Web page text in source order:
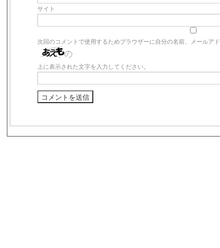
サイト
次回のコメントで使用するためブラウザーに自分の名前、メールア
上に表示された文字を入力してください。
s3